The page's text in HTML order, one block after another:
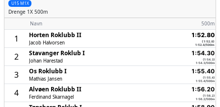
U15 M1X
Drenge 1X 500m
Navn
500m
1 Horten Roklubb II
Jacob Halvorsen
1:52.80
(1:52.8)
1:52.8/500m
2 Stavanger Roklub I
Johan Harestad
1:54.30
(1:54.3)
1:54.3/500m
3 Os Roklubb I
Mathias Jansen
1:55.40
(1:55.4)
1:55.4/500m
4 Alvøen Roklubb II
Ferdinand Skarnagel
1:56.20
(1:56.2)
1:56.2/500m